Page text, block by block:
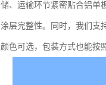
储、运输环节紧密贴合铝单
涂层完整性。同时，我们支
颜色可选，包装方式也能按